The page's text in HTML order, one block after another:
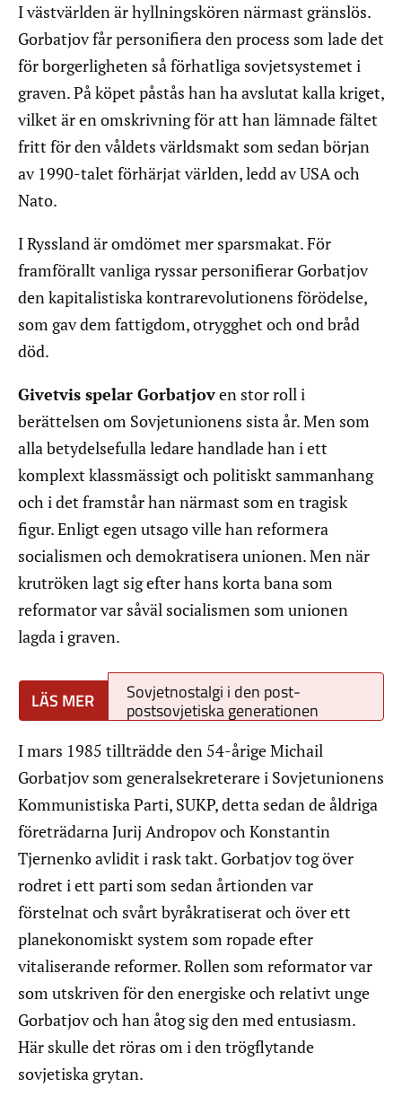
I västvärlden är hyllningskören närmast gränslös.
Gorbatjov får personifiera den process som lade det
för borgerligheten så förhatliga sovjetsystemet i
graven. På köpet påstås han ha avslutat kalla kriget,
vilket är en omskrivning för att han lämnade fältet
fritt för den våldets världsmakt som sedan början
av 1990-talet förhärjat världen, ledd av USA och
Nato.
I Ryssland är omdömet mer sparsmakat. För
framförallt vanliga ryssar personifierar Gorbatjov
den kapitalistiska kontrarevolutionens förödelse,
som gav dem fattigdom, otrygghet och ond bråd
död.
Givetvis spelar Gorbatjoven stor roll i
berättelsen om Sovjetunionens sista år. Men som
alla betydelsefulla ledare handlade han i ett
komplext klassmässigt och politiskt sammanhang
och i det framstår han närmast som en tragisk
figur. Enligt egen utsago ville han reformera
socialismen och demokratisera unionen. Men när
krutröken lagt sig efter hans korta bana som
reformator var såväl socialismen som unionen
lagda i graven.
Sovjetnostalgi i den post-
postsovjetiska generationen
I mars 1985 tillträdde den 54-årige Michail
Gorbatjov som generalsekreterare i Sovjetunionens
Kommunistiska Parti, SUKP, detta sedan de åldriga
företrädarna Jurij Andropov och Konstantin
Tjernenko avlidit i rask takt. Gorbatjov tog över
rodret i ett parti som sedan årtionden var
förstelnat och svårt byråkratiserat och över ett
planekonomiskt system som ropade efter
vitaliserande reformer. Rollen som reformator var
som utskriven för den energiske och relativt unge
Gorbatjov och han åtog sig den med entusiasm.
Här skulle det röras om i den trögflytande
sovjetiska grytan.